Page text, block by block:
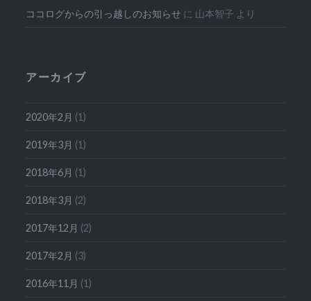
ココログからの引っ越しのお知らせ に 山本智子 より
アーカイブ
2020年2月 (1)
2019年3月 (1)
2018年6月 (1)
2018年3月 (2)
2017年12月 (2)
2017年2月 (3)
2016年11月 (1)